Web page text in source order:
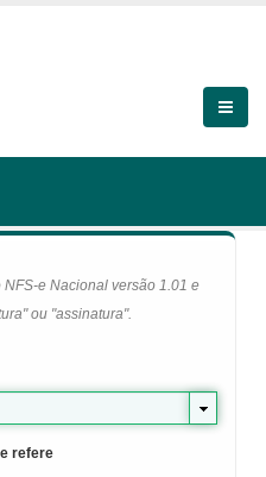
e Nacional versão 1.01 e
ou "assinatura".
refere